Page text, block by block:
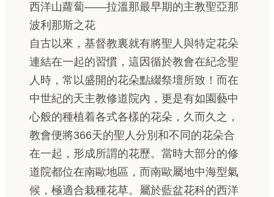
西洋山蘿蔔——拉溫那最早期的主教聖亞那
波利那斯之花
自古以來，基督教裏就有將聖人與特定花朵
連結在一起的習慣，這因循於教會在紀念聖
人時，常以盛開的花朵點綴祭壇所致！而在
中世紀的天主教修道院內，更是有如園藝中
心般的種植着各式各樣的花朵，久而久之，
教會便將366天的聖人分別和不同的花朵合
在一起，形成所謂的花歷。當時大部分的修
道院都位在南歐地區，而南歐屬地中海型氣
候，極適合栽種花草。屬於藍盆花科的西洋